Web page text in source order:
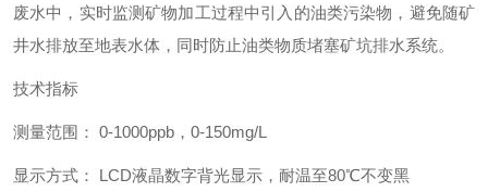
废水中，实时监测矿物加工过程中引入的油类污染物，避免随矿
井水排放至地表水体，同时防止油类物质堵塞矿坑排水系统。
技术指标
测量范围： 0-1000ppb，0-150mg/L
显示方式： LCD液晶数字背光显示，耐温至80℃不变黑